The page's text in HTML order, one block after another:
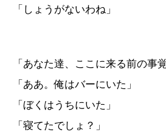
「しょうがないわね」
「あなた達、ここに来る前の事
「ああ。俺はバーにいた」
「ぼくはうちにいた」
「寝てたでしょ？」